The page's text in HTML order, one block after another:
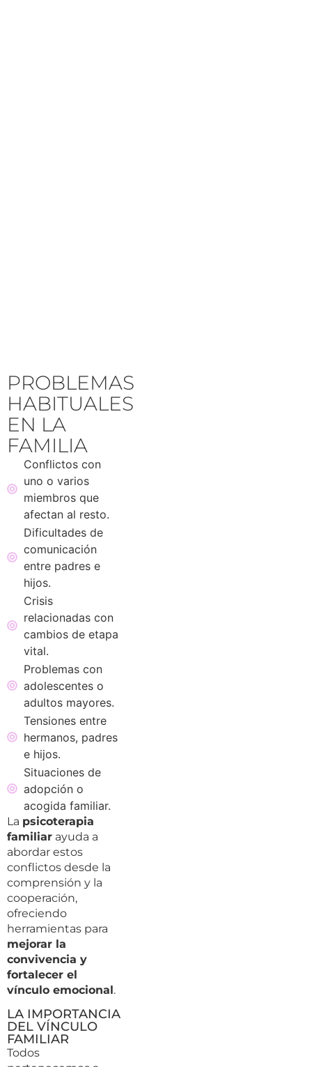
PROBLEMAS
HABITUALES
EN LA
FAMILIA
Conflictos con
uno o varios
miembros que
afectan al resto.
Dificultades de
comunicación
entre padres e
hijos.
Crisis
relacionadas con
cambios de etapa
vital.
Problemas con
adolescentes o
adultos mayores.
Tensiones entre
hermanos, padres
e hijos.
Situaciones de
adopción o
acogida familiar.
La psicoterapia
familiar ayuda a
abordar estos
conflictos desde la
comprensión y la
cooperación,
ofreciendo
herramientas para
mejorar la
convivencia y
fortalecer el
vínculo emocional.
LA IMPORTANCIA
DEL VÍNCULO
FAMILIAR
Todos